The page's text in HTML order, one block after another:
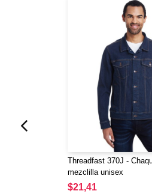
Threadfast 370J -
mezclilla unisex
$21,41